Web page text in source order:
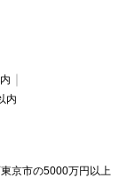
内
京市の5000万円以上